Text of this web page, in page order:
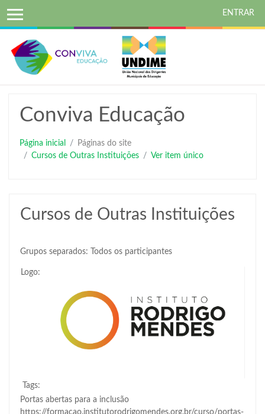
para
conteúdo
principal
ENTRAR
Conviva Educação
Página inicial
Páginas do site
Cursos de Outras Instituições
Ver item único
Cursos de Outras Instituições
Grupos separados: Todos os participantes
Logo:
Tags:
Portas abertas para a inclusão
https://formacao.institutorodrigomendes.org.br/curso/portas-